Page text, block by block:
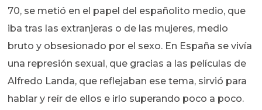
70, se metió en el papel del españolito medio, que
iba tras las extranjeras o de las mujeres, medio
bruto y obsesionado por el sexo. En España se vivía
una represión sexual, que gracias a las películas de
Alfredo Landa, que reflejaban ese tema, sirvió para
hablar y reír de ellos e irlo superando poco a poco.